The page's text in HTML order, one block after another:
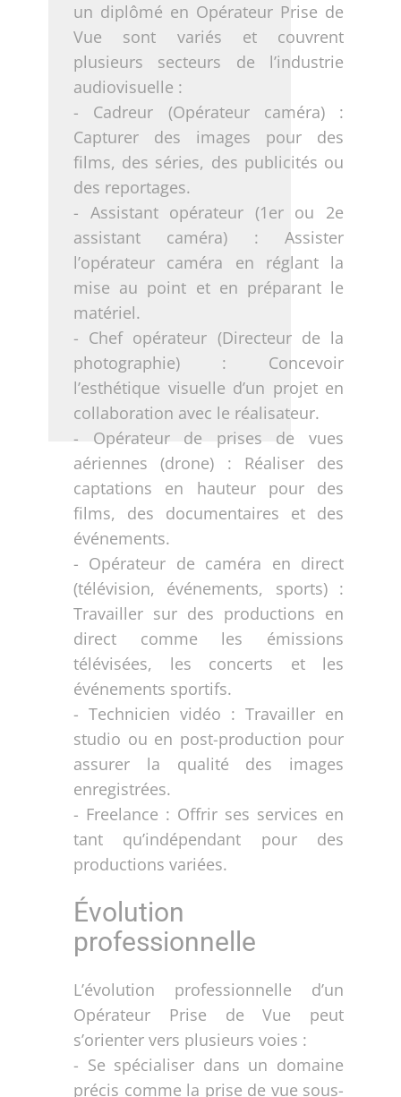
un diplômé en Opérateur Prise de
Vue sont variés et couvrent
plusieurs secteurs de l’industrie
audiovisuelle :
- Cadreur (Opérateur caméra) :
Capturer des images pour des
films, des séries, des publicités ou
des reportages.
- Assistant opérateur (1er ou 2e
assistant caméra) : Assister
l’opérateur caméra en réglant la
mise au point et en préparant le
matériel.
- Chef opérateur (Directeur de la
photographie) : Concevoir
l’esthétique visuelle d’un projet en
collaboration avec le réalisateur.
- Opérateur de prises de vues
aériennes (drone) : Réaliser des
captations en hauteur pour des
films, des documentaires et des
événements.
- Opérateur de caméra en direct
(télévision, événements, sports) :
Travailler sur des productions en
direct comme les émissions
télévisées, les concerts et les
événements sportifs.
- Technicien vidéo : Travailler en
studio ou en post-production pour
assurer la qualité des images
enregistrées.
- Freelance : Offrir ses services en
tant qu’indépendant pour des
productions variées.
Évolution
professionnelle
L’évolution professionnelle d’un
Opérateur Prise de Vue peut
s’orienter vers plusieurs voies :
- Se spécialiser dans un domaine
précis comme la prise de vue sous-